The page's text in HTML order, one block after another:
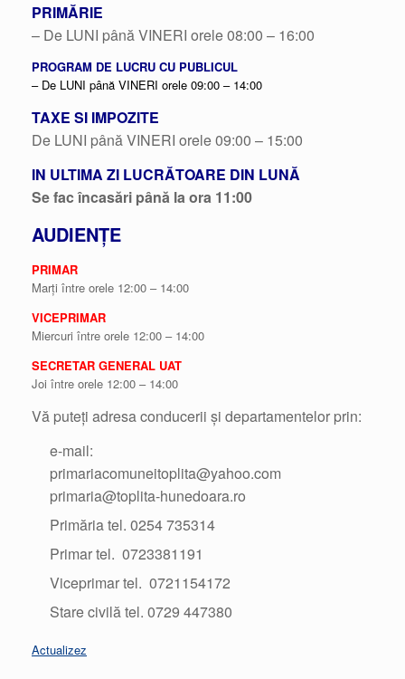
PRIMĂRIE
– De LUNI până VINERI orele 08:00 – 16:00
PROGRAM DE LUCRU CU PUBLICUL
– De LUNI până VINERI orele 09:00 – 14:00
TAXE SI IMPOZITE
De LUNI până VINERI orele 09:00 – 15:00
IN ULTIMA ZI LUCRĂTOARE DIN LUNĂ
Se fac încasări până la ora 11:00
AUDIENȚE
PRIMAR
Marți între orele 12:00 – 14:00
VICEPRIMAR
Miercuri între orele 12:00 – 14:00
SECRETAR GENERAL UAT
Joi între orele 12:00 – 14:00
Vă puteți adresa conducerii și departamentelor prin:
e-mail:
primariacomuneitoplita@yahoo.com
primaria@toplita-hunedoara.ro
Primăria tel. 0254 735314
Primar tel. 0723381191
Viceprimar tel. 0721154172
Stare civilă tel. 0729 447380
Actualizez